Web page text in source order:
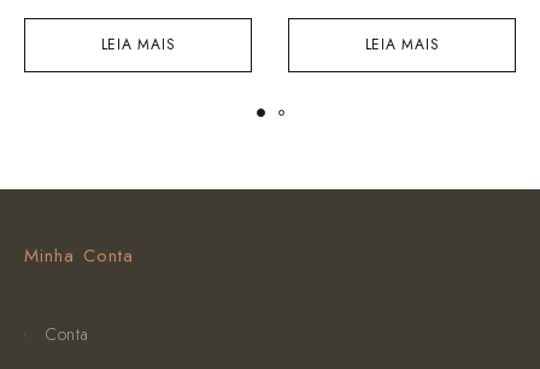
LEIA MAIS LEIA MAIS
Minha Conta
Conta